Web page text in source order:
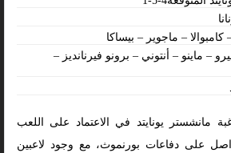
– ماجوير – بيساكا
– ماينو – أنتوني – برونو فيرنانديز –
مانشستر يونايتد في الاعتماد على اللعب
على دفاعات بورنموث، مع وجود لاعبين